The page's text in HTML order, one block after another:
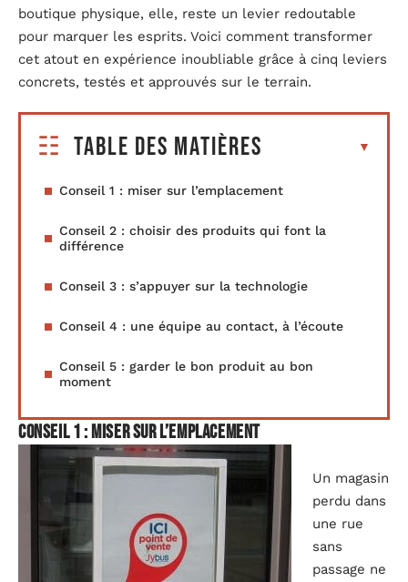
boutique physique, elle, reste un levier redoutable
pour marquer les esprits. Voici comment transformer
cet atout en expérience inoubliable grâce à cinq leviers
concrets, testés et approuvés sur le terrain.
Table des matières
Conseil 1 : miser sur l’emplacement
Conseil 2 : choisir des produits qui font la
différence
Conseil 3 : s’appuyer sur la technologie
Conseil 4 : une équipe au contact, à l’écoute
Conseil 5 : garder le bon produit au bon
moment
Conseil 1 : miser sur l’emplacement
Un magasin
perdu dans
une rue
sans
passage ne